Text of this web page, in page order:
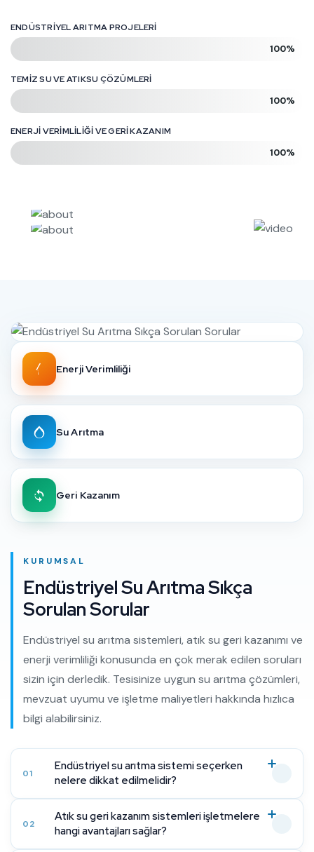
ENDÜSTRIYEL ARITMA PROJELERI
100%
TEMIZ SU VE ATIKSU ÇÖZÜMLERI
100%
ENERJI VERIMLILIĞI VE GERI KAZANIM
100%
Enerji Verimliliği
Su Arıtma
Geri Kazanım
KURUMSAL
Endüstriyel Su Arıtma Sıkça
Sorulan Sorular
Endüstriyel su arıtma sistemleri, atık su geri kazanımı ve
enerji verimliliği konusunda en çok merak edilen soruları
sizin için derledik. Tesisinize uygun su arıtma çözümleri,
mevzuat uyumu ve işletme maliyetleri hakkında hızlıca
bilgi alabilirsiniz.
01
Endüstriyel su arıtma sistemi seçerken
nelere dikkat edilmelidir?
02
Atık su geri kazanım sistemleri işletmelere
hangi avantajları sağlar?